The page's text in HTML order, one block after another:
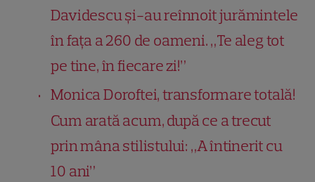
Davidescu și-au reînnoit jurămintele
în fața a 260 de oameni. „Te aleg tot
pe tine, în fiecare zi!”
Monica Doroftei, transformare totală!
Cum arată acum, după ce a trecut
prin mâna stilistului: „A întinerit cu
10 ani”